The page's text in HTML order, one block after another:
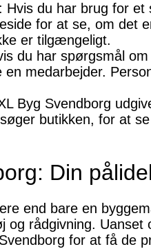
Hvis du har brug for
for at se, om det
er tilgængeligt.
du har spørgsmål
en medarbejder.
Byg Svendborg
butikken, for at
Din
end bare en
og rådgivning.
for at få de